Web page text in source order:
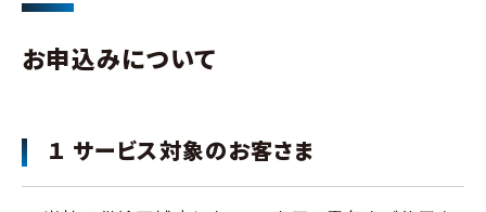
お申込みについて
１ サービス対象のお客さま